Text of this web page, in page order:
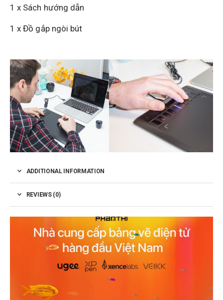
1 x Sách hướng dẫn
1 x Đồ gắp ngòi bút
ADDITIONAL INFORMATION
REVIEWS (0)